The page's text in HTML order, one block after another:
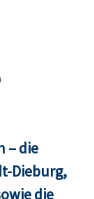
– die
Dieburg,
die